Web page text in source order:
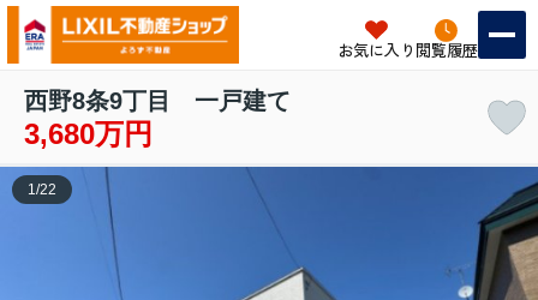
お気に入り 閲覧履歴
西野8条9丁目 一戸建て
3,680万円
1/22